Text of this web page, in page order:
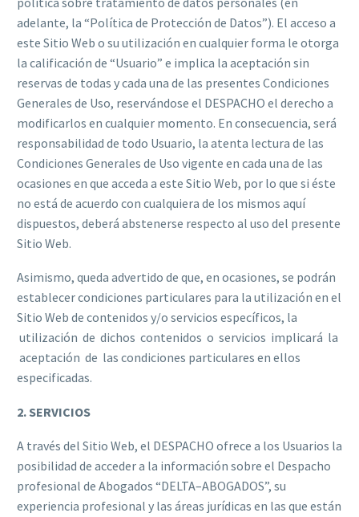
adelante, la “Política de Protección de Datos”). El acceso a
este Sitio Web o su utilización en cualquier forma le otorga
la calificación de “Usuario” e implica la aceptación sin
reservas de todas y cada una de las presentes Condiciones
Generales de Uso, reservándose el DESPACHO el derecho a
modificarlos en cualquier momento. En consecuencia, será
responsabilidad de todo Usuario, la atenta lectura de las
Condiciones Generales de Uso vigente en cada una de las
ocasiones en que acceda a este Sitio Web, por lo que si éste
no está de acuerdo con cualquiera de los mismos aquí
dispuestos, deberá abstenerse respecto al uso del presente
Sitio Web.
Asimismo, queda advertido de que, en ocasiones, se podrán
establecer condiciones particulares para la utilización en el
Sitio Web de contenidos y/o servicios específicos, la
utilización de dichos contenidos o servicios implicará la
aceptación de las condiciones particulares en ellos
especificadas.
2. SERVICIOS
A través del Sitio Web, el DESPACHO ofrece a los Usuarios la
posibilidad de acceder a la información sobre el Despacho
profesional de Abogados “DELTA–ABOGADOS”, su
experiencia profesional y las áreas jurídicas en las que están